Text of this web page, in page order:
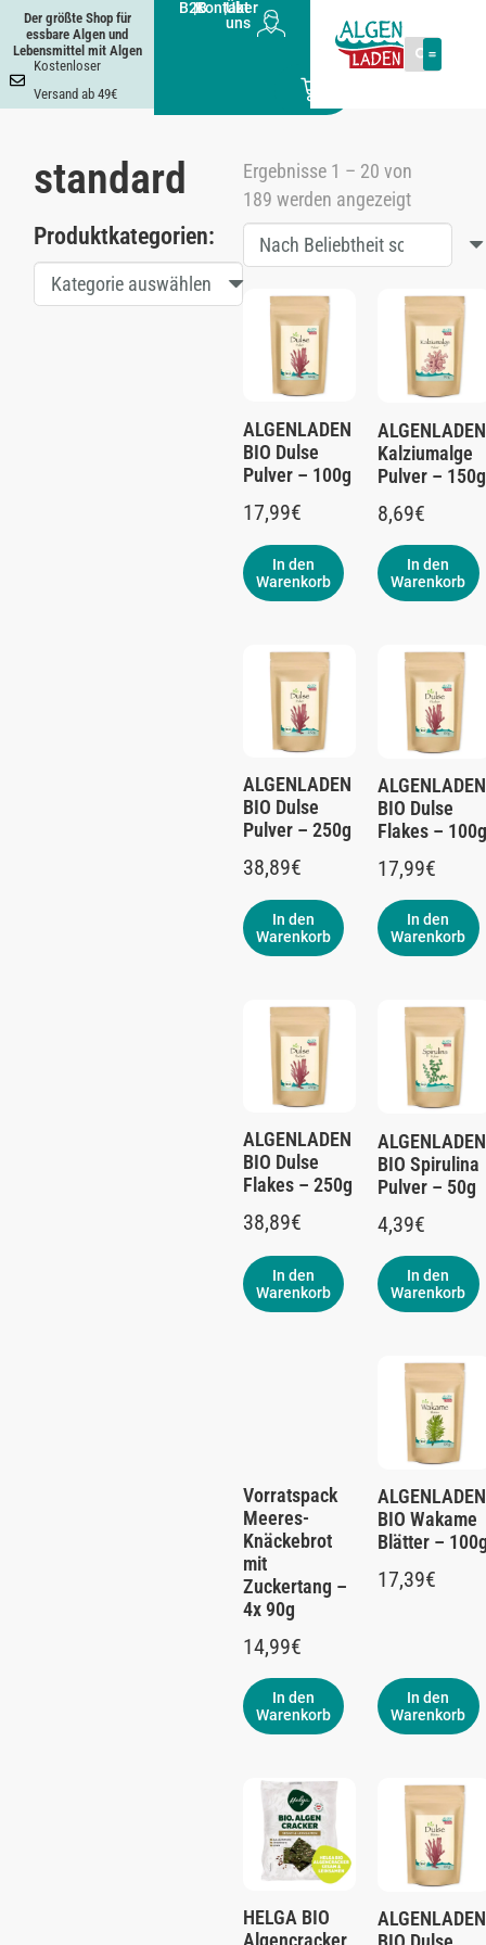
Der größte Shop für
essbare Algen und
Lebensmittel mit Algen
Kostenloser
Versand ab 49€
B2B
|Kontakt
|Über
uns
standard
Produktkategorien:
Kategorie auswählen
Ergebnisse 1 – 20 von
189 werden angezeigt
ALGENLADEN
BIO Dulse
Pulver – 100g
17,99€
In den
Warenkorb
ALGENLADEN
Kalziumalge
Pulver – 150g
8,69€
In den
Warenkorb
ALGENLADEN
BIO Dulse
Pulver – 250g
38,89€
In den
Warenkorb
ALGENLADEN
BIO Dulse
Flakes – 100g
17,99€
In den
Warenkorb
ALGENLADEN
BIO Dulse
Flakes – 250g
38,89€
In den
Warenkorb
ALGENLADEN
BIO Spirulina
Pulver – 50g
4,39€
In den
Warenkorb
Vorratspack
Meeres-
Knäckebrot
mit
Zuckertang –
4x 90g
14,99€
In den
Warenkorb
ALGENLADEN
BIO Wakame
Blätter –
17,39€
In den
Warenkorb
HELGA BIO
Algencracker
ALGENLADEN